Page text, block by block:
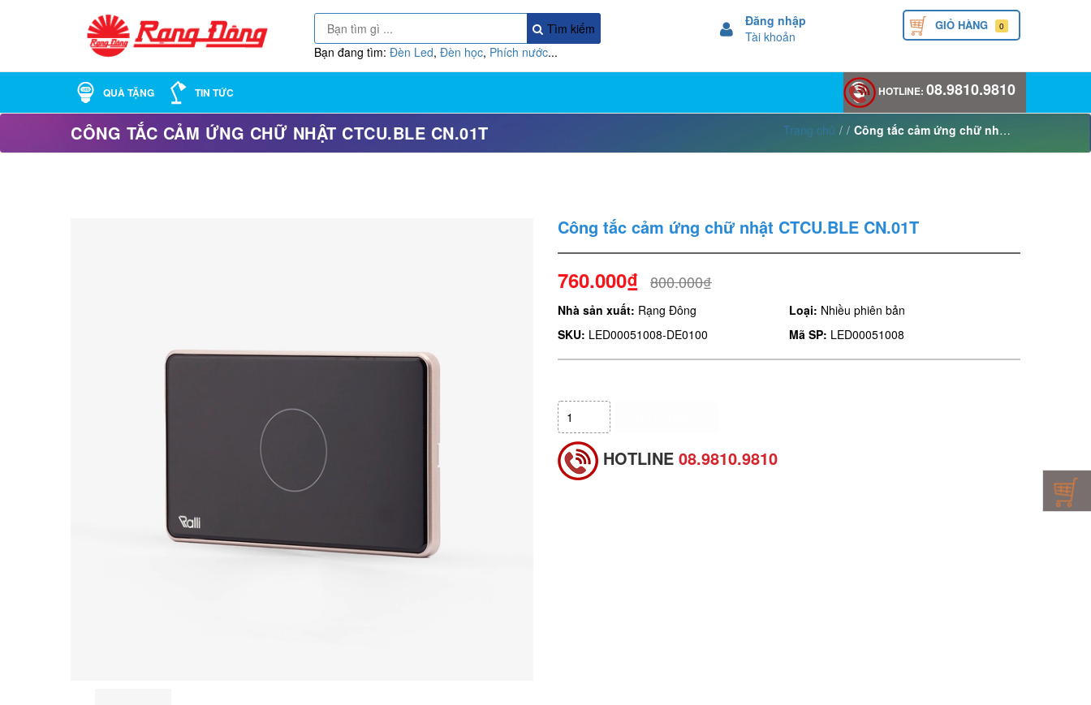
Tìm kiếm
Bạn đang tìm: Đèn Led, Đèn học, Phích nước...
Đăng nhập
Tài khoản
GIỎ HÀNG 0
QUÀ TẶNG TIN TỨC HOTLINE: 08.9810.9810
CÔNG TẮC CẢM ỨNG CHỮ NHẬT CTCU.BLE CN.01T Trang chủ / / Công tắc cảm ứng chữ nhật CTCU.BLE CN.01T
Công tắc cảm ứng chữ nhật CTCU.BLE CN.01T
760.000₫ 800.000₫
Nhà sản xuất: Rạng Đông Loại: Nhiều phiên bản
SKU: LED00051008-DE0100 Mã SP: LED00051008
HOTLINE 08.9810.9810